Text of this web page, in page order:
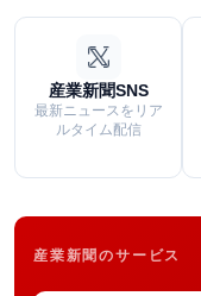
産業新聞SNS
最新ニュースをリア
ルタイム配信
産業新聞のサービス